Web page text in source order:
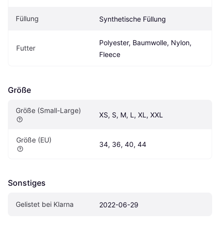
Füllung Synthetische Füllung
Futter
Polyester, Baumwolle, Nylon,
Fleece
Größe
Größe (Small-Large)
XS, S, M, L, XL, XXL
Größe (EU)
34, 36, 40, 44
Sonstiges
Gelistet bei Klarna 2022-06-29